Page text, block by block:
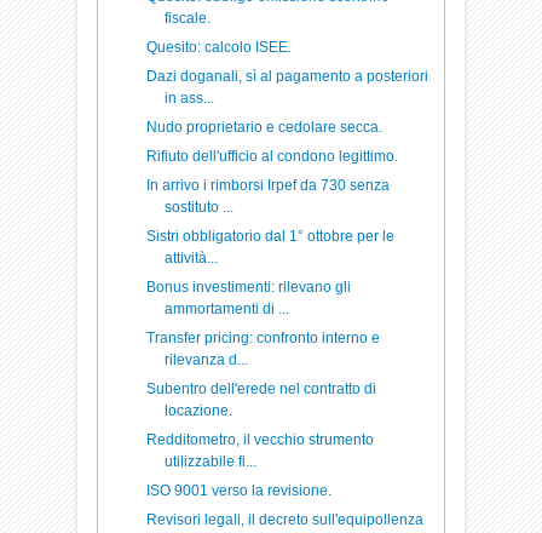
fiscale.
Quesito: calcolo ISEE.
Dazi doganali, sì al pagamento a posteriori
in ass...
Nudo proprietario e cedolare secca.
Rifiuto dell'ufficio al condono legittimo.
In arrivo i rimborsi Irpef da 730 senza
sostituto ...
Sistri obbligatorio dal 1° ottobre per le
attività...
Bonus investimenti: rilevano gli
ammortamenti di ...
Transfer pricing: confronto interno e
rilevanza d...
Subentro dell'erede nel contratto di
locazione.
Redditometro, il vecchio strumento
utilizzabile fi...
ISO 9001 verso la revisione.
Revisori legali, il decreto sull'equipollenza